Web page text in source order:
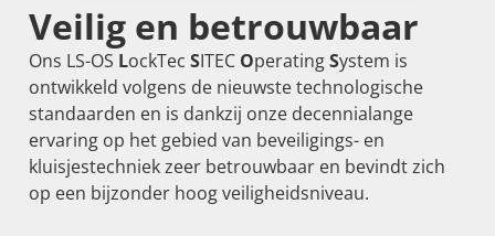
Veilig en betrouwbaar
Ons LS-OS LockTec SITEC OperatingSystem is
ontwikkeld volgens de nieuwste technologische
standaarden en is dankzij onze decennialange
ervaring op het gebied van beveiligings- en
kluisjestechniek zeer betrouwbaar en bevindt zich
op een bijzonder hoog veiligheidsniveau.